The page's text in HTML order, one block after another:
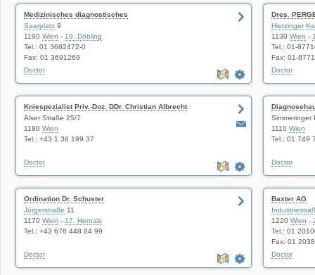
Medizinisches diagnostisches
Saarplatz 9
1190 Wien - 19. Döbling
Tel.: 01 3682472-0
Fax: 01 3691269
Doctor
Dres.
Hietzinger
1130 Wien -
Tel.: 01-
Fax: 01-
Doctor
Kniespezialist Priv.-Doz. DDr. Christian Albrecht
Alser Straße 25/7
1180 Wien
Tel.: +43 1 36 199 37
Doctor
Simmeringer
1110 Wien
Tel.: 01 749
Doctor
Ordination Dr. Schuster
Jörgerstraße 11
1170 Wien - 17. Hernals
Tel.: +43 676 448 84 99
Doctor
Baxter AG
1220 Wien -
Tel.: 01
Fax: 01
Doctor